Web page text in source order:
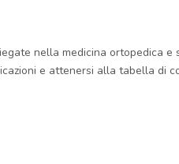
nella medicina ortopedica
e attenersi alla tabella di